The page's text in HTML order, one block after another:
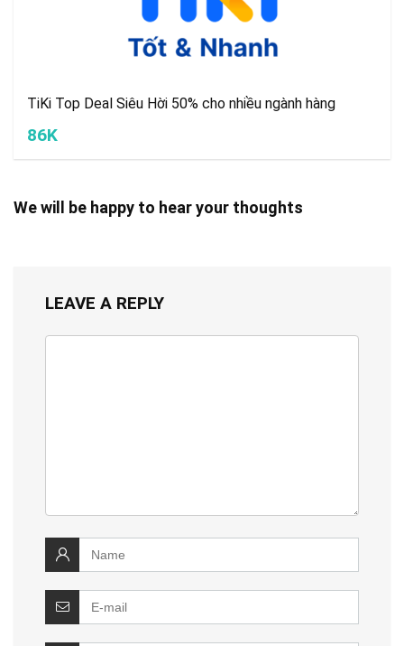
TiKi Top Deal Siêu Hời 50% cho nhiều ngành hàng
86K
We will be happy to hear your thoughts
LEAVE A REPLY